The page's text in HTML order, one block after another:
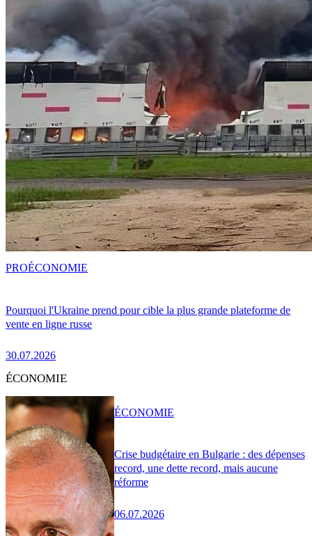
Pourquoi l'Ukraine prend pour cible la plus grande plateforme de
vente en ligne russe
30.07.2026
PROÉCONOMIE
ÉCONOMIE
Crise budgétaire en Bulgarie : des dépenses
record, une dette record, mais aucune
réforme
06.07.2026
ÉCONOMIE